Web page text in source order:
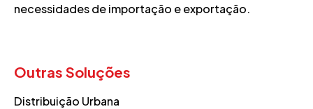
necessidades de importação e exportação.
Outras Soluções
Distribuição Urbana